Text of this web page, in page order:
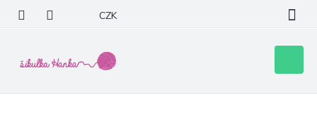
obsah
CZK
košík